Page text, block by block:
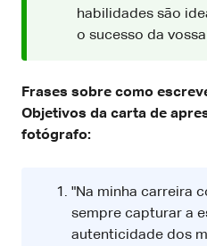
habilidades são
o sucesso da
Frases sobre como
Objetivos da carta de
fotógrafo:
"Na minha carreira
sempre capturar a
autenticidade dos